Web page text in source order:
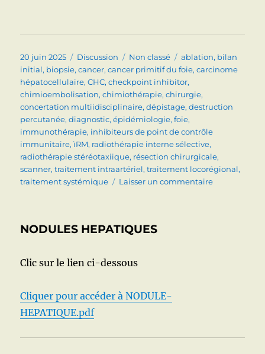
Publié
le
20 juin 2025 Format
Discussion Catégories
Non classé Étiquettes
ablation, bilan
initial, biopsie,cancer,cancer primitif du foie,carcinome
hépatocellulaire,CHC,checkpoint inhibitor,
chimioembolisation,chimiothérapie,chirurgie,
concertation multiidisciplinaire,dépistage,destruction
percutanée,diagnostic,épidémiologie,foie,
immunothérapie, inhibiteurs de point de contrôle
immunitaire,ìRM, radiothérapie interne sélective,
radiothérapie stéréotaxiique, résection chirurgicale,
scanner,traitement intraartériel,traitement locorégional,
traitement systémique
Laisser un commentairesur
NODULES HEPATIQUES
Clic sur le lien ci-dessous
Cliquer pour accéder à NODULE-
HEPATIQUE.pdf